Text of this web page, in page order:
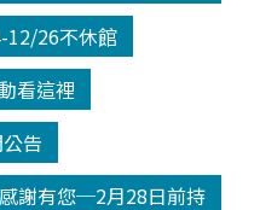
12/26不休館
看這裡
告
謝有您─2月28日前持